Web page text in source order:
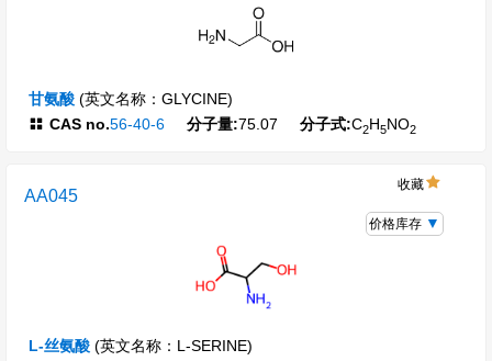
甘氨酸 (英文名称：GLYCINE)
CAS no.56-40-6 分子量:75.07 分子式:C2H5NO2
AA045
L-丝氨酸 (英文名称：L-SERINE)
收藏
价格库存